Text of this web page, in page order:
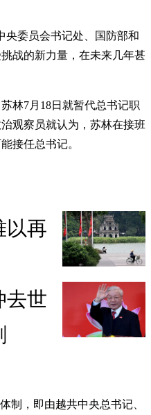
央委员会书记处、国防部和
战的新力量，在未来几年甚
林7月18日就暂代总书记职
观察员就认为，苏林在接班
接任总书记。
以再
去世
制，即由越共中央总书记、